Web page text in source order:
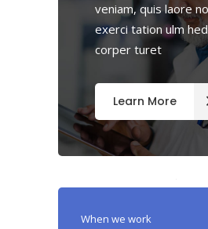
veniam, quis laore
exerci tation ulm
corper turet
Learn More
When we work